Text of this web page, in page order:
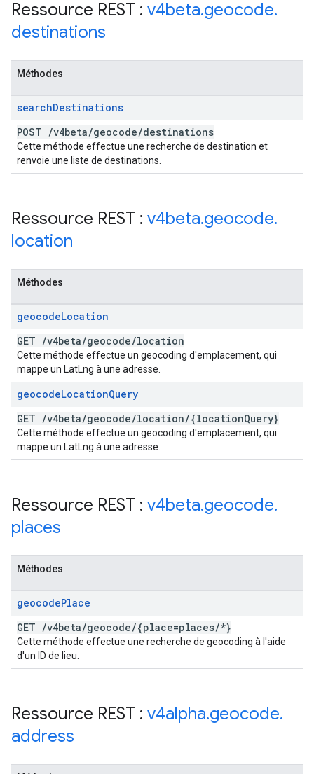
Ressource REST : v4beta.geocode.
destinations
Méthodes
searchDestinations
POST /v4beta/geocode/destinations
Cette méthode effectue une recherche de destination et
renvoie une liste de destinations.
Ressource REST : v4beta.geocode.
location
Méthodes
geocodeLocation
GET /v4beta/geocode/location
Cette méthode effectue un geocoding d'emplacement, qui
mappe un LatLng à une adresse.
geocodeLocationQuery
GET /v4beta/geocode/location/{locationQuery}
Cette méthode effectue un geocoding d'emplacement, qui
mappe un LatLng à une adresse.
Ressource REST : v4beta.geocode.
places
Méthodes
geocodePlace
GET /v4beta/geocode/{place=places/*}
Cette méthode effectue une recherche de geocoding à l'aide
d'un ID de lieu.
Ressource REST : v4alpha.geocode.
address